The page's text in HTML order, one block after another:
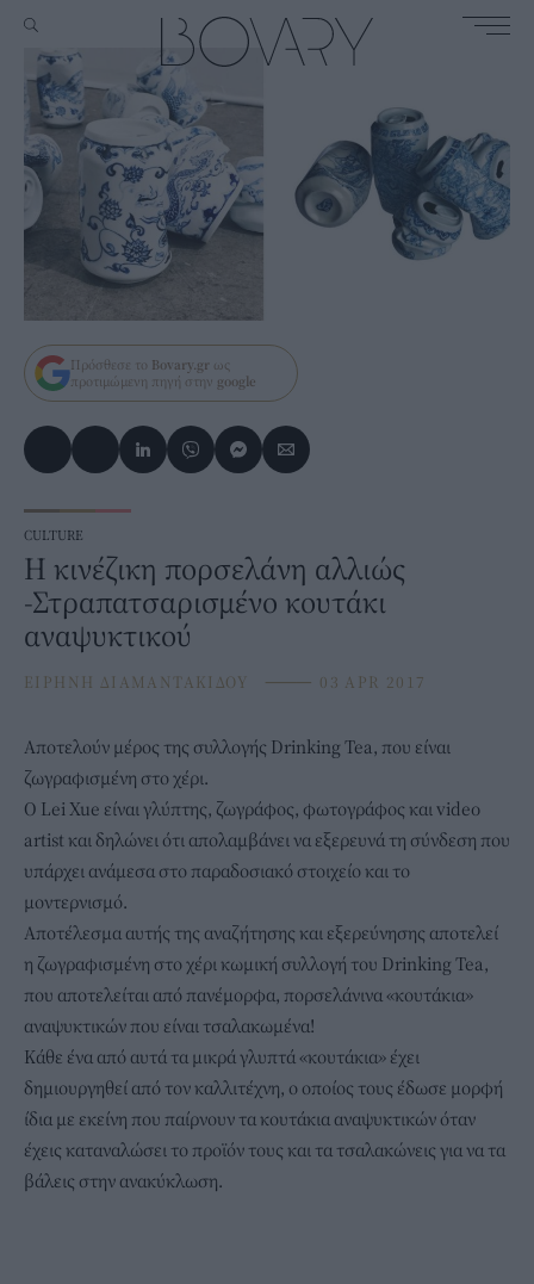
Πρόσθεσε το Bovary.gr ως
προτιμώμενη πηγή στην google
CULTURE
Η κινέζικη πορσελάνη αλλιώς
-Στραπατσαρισμένο κουτάκι
αναψυκτικού
ΕΙΡΗΝΗ ΔΙΑΜΑΝΤΑΚΙΔΟΥ ⸻ 03 APR 2017
Αποτελούν μέρος της συλλογής Drinking Tea, που είναι
ζωγραφισμένη στο χέρι.
Ο Lei Xue είναι γλύπτης, ζωγράφος, φωτογράφος και video
artist και δηλώνει ότι απολαμβάνει να εξερευνά τη σύνδεση που
υπάρχει ανάμεσα στο παραδοσιακό στοιχείο και το
μοντερνισμό.
Αποτέλεσμα αυτής της αναζήτησης και εξερεύνησης αποτελεί
η ζωγραφισμένη στο χέρι κωμική συλλογή του Drinking Tea,
που αποτελείται από πανέμορφα, πορσελάνινα «κουτάκια»
αναψυκτικών που είναι τσαλακωμένα!
Κάθε ένα από αυτά τα μικρά γλυπτά «κουτάκια» έχει
δημιουργηθεί από τον καλλιτέχνη, ο οποίος τους έδωσε μορφή
ίδια με εκείνη που παίρνουν τα κουτάκια αναψυκτικών όταν
έχεις καταναλώσει το προϊόν τους και τα τσαλακώνεις για να τα
βάλεις στην ανακύκλωση.